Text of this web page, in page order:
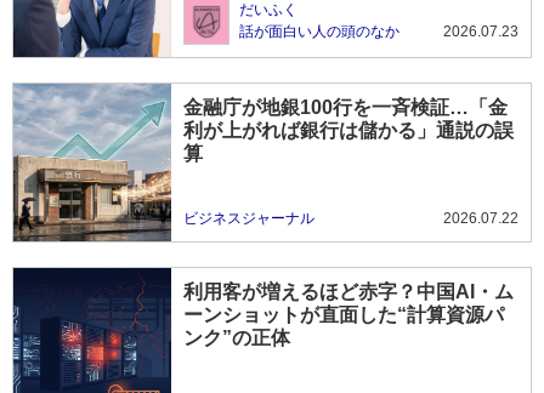
だいふく
話が面白い人の頭のなか
2026.07.23
金融庁が地銀100行を一斉検証…「金
利が上がれば銀行は儲かる」通説の誤
算
ビジネスジャーナル 2026.07.22
利用客が増えるほど赤字？中国AI・ム
ーンショットが直面した“計算資源パ
ンク”の正体